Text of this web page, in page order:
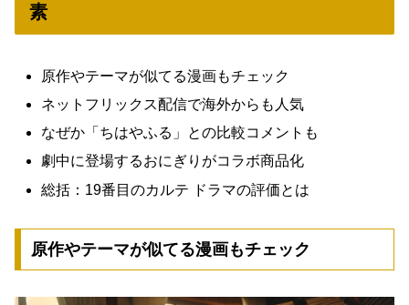
素
原作やテーマが似てる漫画もチェック
ネットフリックス配信で海外からも人気
なぜか「ちはやふる」との比較コメントも
劇中に登場するおにぎりがコラボ商品化
総括：19番目のカルテ ドラマの評価とは
原作やテーマが似てる漫画もチェック